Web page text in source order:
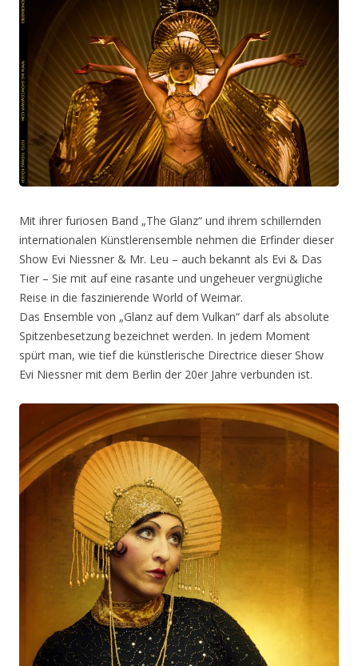
Mit ihrer furiosen Band „The Glanz“ und ihrem schillernden
internationalen Künstlerensemble nehmen die Erfinder dieser
Show Evi Niessner & Mr. Leu – auch bekannt als Evi & Das
Tier – Sie mit auf eine rasante und ungeheuer vergnügliche
Reise in die faszinierende World of Weimar.
Das Ensemble von „Glanz auf dem Vulkan“ darf als absolute
Spitzenbesetzung bezeichnet werden. In jedem Moment
spürt man, wie tief die künstlerische Directrice dieser Show
Evi Niessner mit dem Berlin der 20er Jahre verbunden ist.